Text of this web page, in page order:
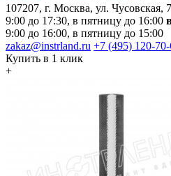
107207, г. Москва, ул. Чусовская,
9:00 до 17:30, в пятницу до 16:00
9:00 до 16:00, в пятницу до 15:00
zakaz@instrland.ru +7 (495) 120-70-
Купить в 1 клик
+